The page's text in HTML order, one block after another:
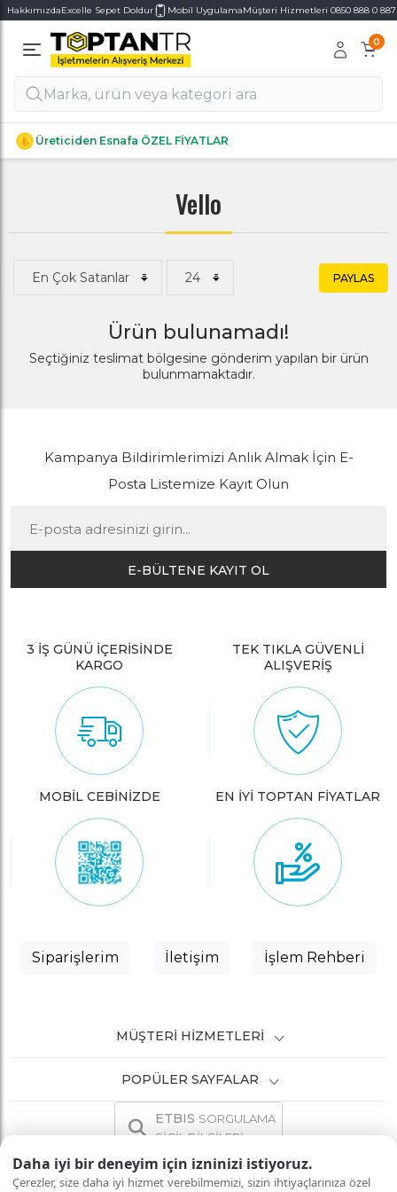
Daha iyi bir deneyim için izninizi istiyoruz.
Çerezler, size daha iyi hizmet verebilmemizi, sizin ihtiyaçlarınıza özel
HakkımızdaExcelle Sepet Doldur Mobil UygulamaMüşteri Hizmetleri 0850 888 0 887
0
Üreticiden Esnafa ÖZEL FİYATLAR
Alt Kategoriler
Alt Kategoriler
Vello
PAYLAS
Ürün bulunamadı!
Seçtiğiniz teslimat bölgesine gönderim yapılan bir ürün
bulunmamaktadır.
Kampanya Bildirimlerimizi Anlık Almak İçin E-
Posta Listemize Kayıt Olun
E-BÜLTENE KAYIT OL
3 İŞ GÜNÜ İÇERİSİNDE
KARGO
TEK TIKLA GÜVENLİ
ALIŞVERİŞ
MOBİL CEBİNİZDE EN İYİ TOPTAN FİYATLAR
Siparişlerim İletişim İşlem Rehberi
MÜŞTERI HIZMETLERI
POPÜLER SAYFALAR
ETBIS SORGULAMA
SİCİL BİLGİLERİ